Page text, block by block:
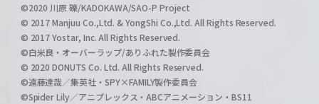
©2020 川原 礫/KADOKAWA/SAO-P Project
© 2017 Manjuu Co.,Ltd. & YongShi Co.,Ltd. All Rights Reserved.
© 2017 Yostar, Inc. All Rights Reserved.
©白米良・オーバーラップ/ありふれた製作委員会
© 2020 DONUTS Co. Ltd. All Rights Reserved.
©遠藤達哉／集英社・SPY×FAMILY製作委員会
©Spider Lily／アニプレックス・ABCアニメーション・BS11